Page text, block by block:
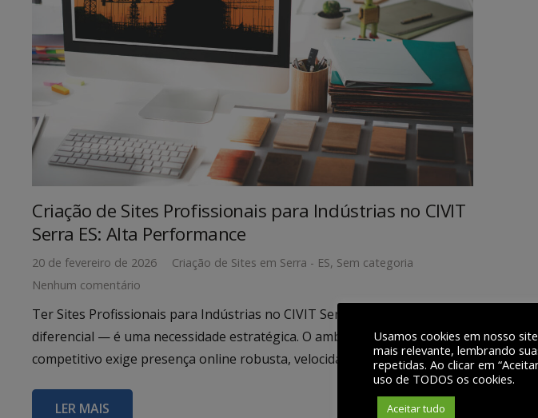
Criação de Sites Profissionais para Indústrias no CIVIT
Serra ES: Alta Performance
20 de fevereiro de 2026 Criação de Sites em Serra - ES, Sem categoria
Nenhum comentário
Ter Sites Profissionais para Indústrias no CIVIT Serra ES não é mais um
diferencial — é uma necessidade estratégica. O ambiente digital
competitivo exige presença online robusta, velocidade de carregamento…
LER MAIS
Usamos cookies em nosso
mais relevante, lembrando
repetidas. Ao clicar em
uso de TODOS os cookies.
Aceitar tudo